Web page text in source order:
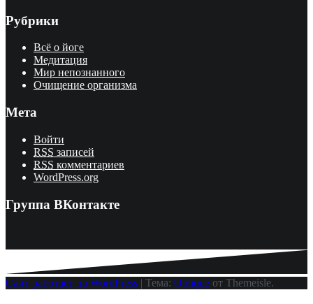
Рубрики
Всё о йоге
Медитация
Мир непознанного
Очищение организма
Мета
Войти
RSS записей
RSS комментариев
WordPress.org
Группа ВКонтакте
Сайт работает на WordPress | Тема: Oblique от Themeisle.